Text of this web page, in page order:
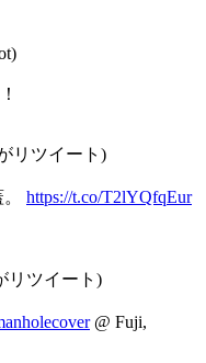
リツイート)
https://t.co/T2lYQfqEur
リツイート)
@ Fuji,